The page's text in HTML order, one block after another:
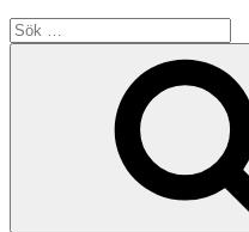
Sök
efter: